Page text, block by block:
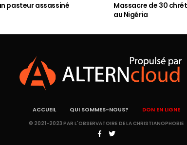
pasteur assassiné
Massacre de 30
au Nigéria
ACCUEIL QUI SOMMES-NOUS? DON EN LIGNE
© 2021-2023 PAR L'OBSERVATOIRE DE LA CHRISTIANOPHOBIE